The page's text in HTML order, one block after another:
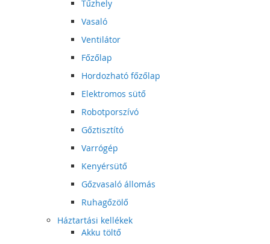
Tűzhely
Vasaló
Ventilátor
Főzőlap
Hordozható főzőlap
Elektromos sütő
Robotporszívó
Gőztisztító
Varrógép
Kenyérsütő
Gőzvasaló állomás
Ruhagőzölő
Háztartási kellékek
Akku töltő